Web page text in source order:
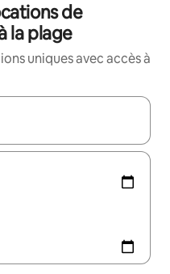
de
la plage
uniques avec accès à
utilisez les flèches vers le